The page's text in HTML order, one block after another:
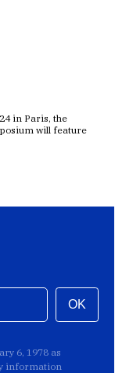
in Paris, the
will feature
OK
6, 1978 as
information